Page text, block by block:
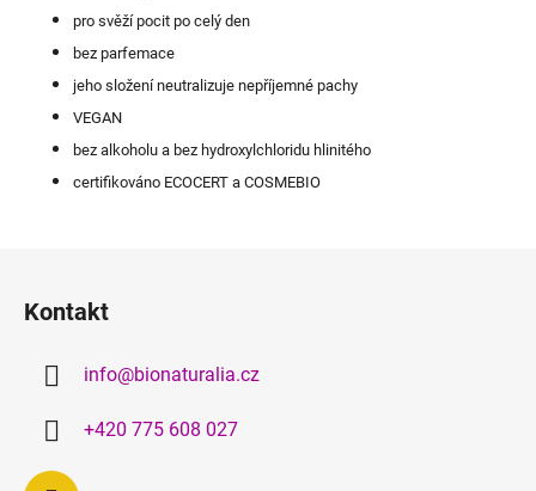
pro svěží pocit po celý den
bez parfemace
jeho složení neutralizuje nepříjemné pachy
VEGAN
bez alkoholu a bez hydroxylchloridu hlinitého
certifikováno ECOCERT a COSMEBIO
Kontakt
info@bionaturalia.cz
+420 775 608 027